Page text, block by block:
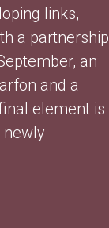
links,
a partnership
an
and a
element is
newly